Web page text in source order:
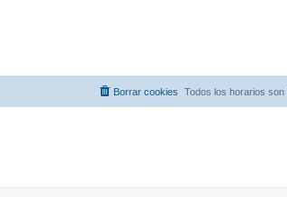
Todos los horarios son
Borrar cookies